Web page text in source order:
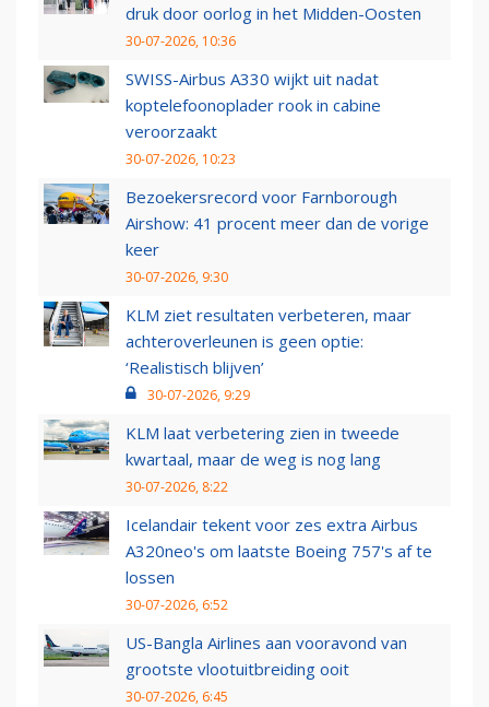
druk door oorlog in het Midden-Oosten
30-07-2026, 10:36
SWISS-Airbus A330 wijkt uit nadat
koptelefoonoplader rook in cabine
veroorzaakt
30-07-2026, 10:23
Bezoekersrecord voor Farnborough
Airshow: 41 procent meer dan de vorige
keer
30-07-2026, 9:30
KLM ziet resultaten verbeteren, maar
achteroverleunen is geen optie:
‘Realistisch blijven’
30-07-2026, 9:29
KLM laat verbetering zien in tweede
kwartaal, maar de weg is nog lang
30-07-2026, 8:22
Icelandair tekent voor zes extra Airbus
A320neo's om laatste Boeing 757's af te
lossen
30-07-2026, 6:52
US-Bangla Airlines aan vooravond van
grootste vlootuitbreiding ooit
30-07-2026, 6:45